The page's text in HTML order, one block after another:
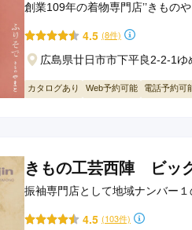
兵庫県(195)
滋賀県(55)
奈良県(52)
創業109年の着物専門店’’きもの
4.5 (8件)
広島県廿日市市下平良2-2-1
カタログあり Web予約可能 電話予約可
きもの工芸西陣 ビッ
振袖専門店として地域ナンバー
4.5 (103件)